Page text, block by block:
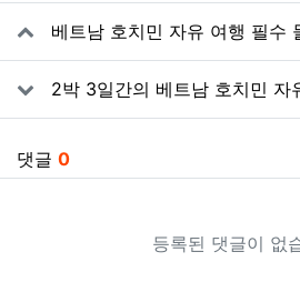
관련자료
베트남 호치민 자유 여행 필수
2박 3일간의 베트남 호치민 자
댓글 0
등록된 댓글이 없